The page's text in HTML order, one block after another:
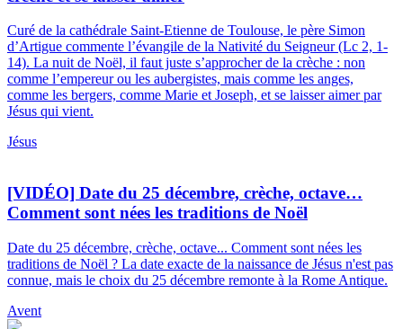
Curé de la cathédrale Saint-Etienne de Toulouse, le père Simon
d’Artigue commente l’évangile de la Nativité du Seigneur (Lc 2, 1-
14). La nuit de Noël, il faut juste s’approcher de la crèche : non
comme l’empereur ou les aubergistes, mais comme les anges,
comme les bergers, comme Marie et Joseph, et se laisser aimer par
Jésus qui vient.
Jésus
[VIDÉO] Date du 25 décembre, crèche, octave…
Comment sont nées les traditions de Noël
Date du 25 décembre, crèche, octave... Comment sont nées les
traditions de Noël ? La date exacte de la naissance de Jésus n'est pas
connue, mais le choix du 25 décembre remonte à la Rome Antique.
Avent